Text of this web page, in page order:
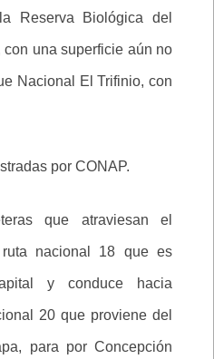
Reserva Biológica del
una superficie aún no
Nacional El Trifinio, con
por CONAP.
que atraviesan el
nacional 18 que es
y conduce hacia
20 que proviene del
para por Concepción